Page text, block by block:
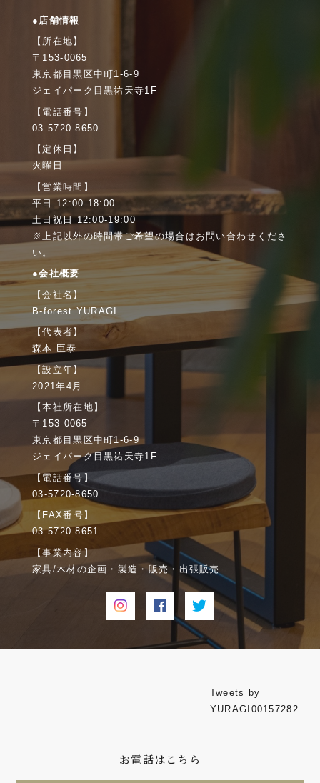
●店舗情報
【所在地】
〒153-0065
東京都目黒区中町1-6-9
ジェイパーク目黒祐天寺1F
【電話番号】
03-5720-8650
【定休日】
火曜日
【営業時間】
平日 12:00-18:00
土日祝日 12:00-19:00
※上記以外の時間帯ご希望の場合はお問い合わせくださ
い。
●会社概要
【会社名】
B-forest YURAGI
【代表者】
森本 臣泰
【設立年】
2021年4月
【本社所在地】
〒153-0065
東京都目黒区中町1-6-9
ジェイパーク目黒祐天寺1F
【電話番号】
03-5720-8650
【FAX番号】
03-5720-8651
【事業内容】
家具/木材の企画・製造・販売・出張販売
Tweets by
YURAGI00157282
お電話はこちら